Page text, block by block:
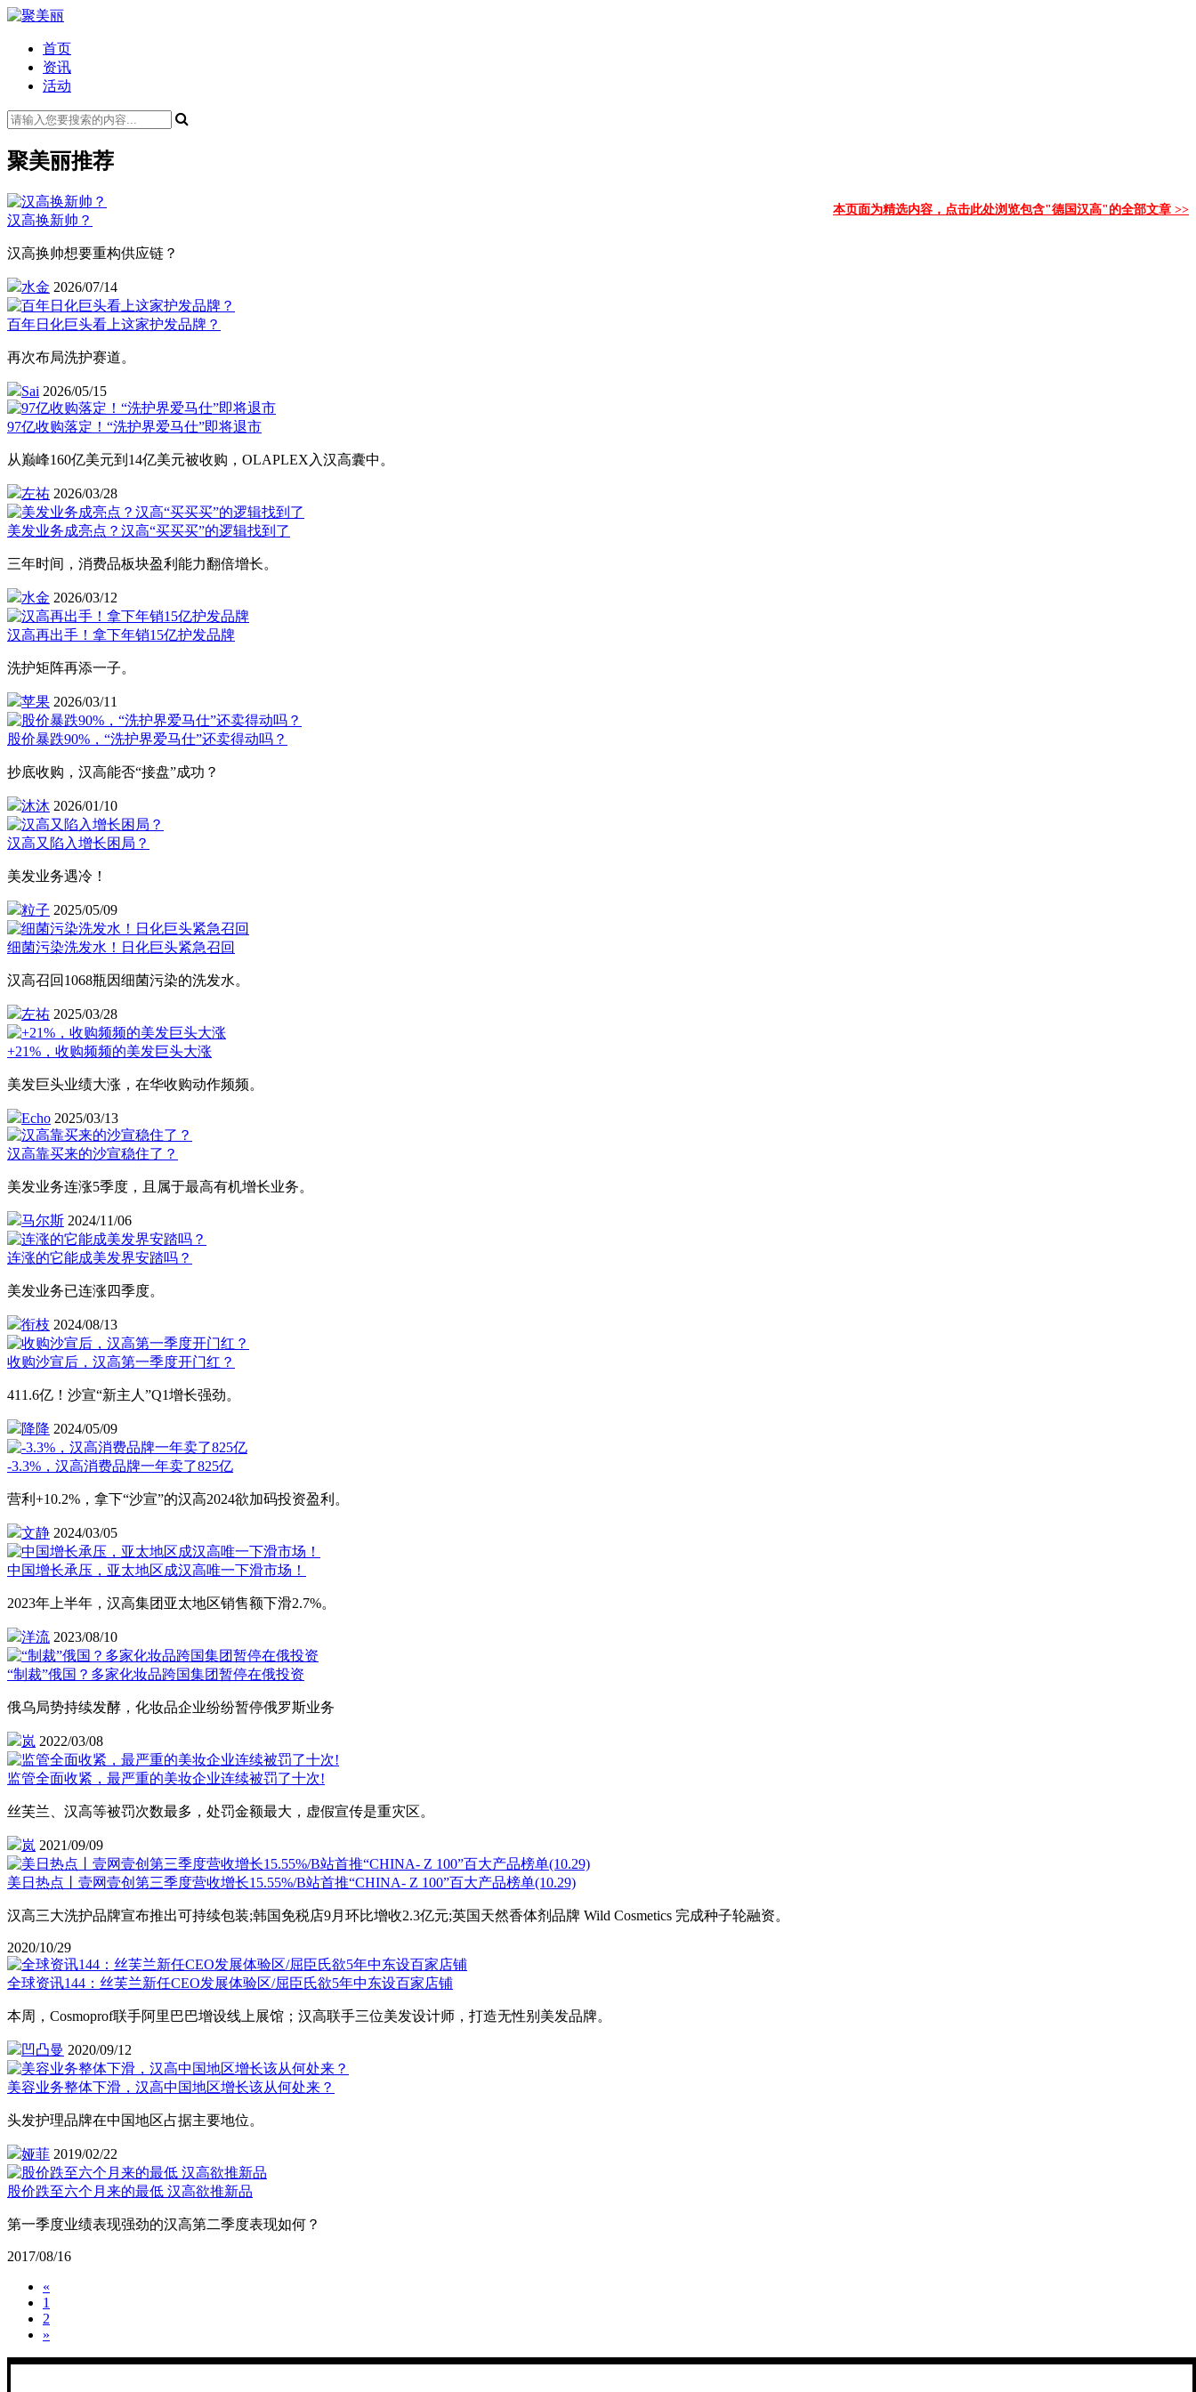
首页
资讯
活动
聚美丽推荐
本页面为精选内容，点击此处浏览包含"德国汉高"的全部文章 >>
汉高换新帅？
汉高换帅想要重构供应链？
水金 2026/07/14
百年日化巨头看上这家护发品牌？
再次布局洗护赛道。
Sai 2026/05/15
97亿收购落定！“洗护界爱马仕”即将退市
从巅峰160亿美元到14亿美元被收购，OLAPLEX入汉高囊中。
左祐 2026/03/28
美发业务成亮点？汉高“买买买”的逻辑找到了
三年时间，消费品板块盈利能力翻倍增长。
水金 2026/03/12
汉高再出手！拿下年销15亿护发品牌
洗护矩阵再添一子。
苹果 2026/03/11
股价暴跌90%，“洗护界爱马仕”还卖得动吗？
抄底收购，汉高能否“接盘”成功？
沐沐 2026/01/10
汉高又陷入增长困局？
美发业务遇冷！
粒子 2025/05/09
细菌污染洗发水！日化巨头紧急召回
汉高召回1068瓶因细菌污染的洗发水。
左祐 2025/03/28
+21%，收购频频的美发巨头大涨
美发巨头业绩大涨，在华收购动作频频。
Echo 2025/03/13
汉高靠买来的沙宣稳住了？
美发业务连涨5季度，且属于最高有机增长业务。
马尔斯 2024/11/06
连涨的它能成美发界安踏吗？
美发业务已连涨四季度。
衔枝 2024/08/13
收购沙宣后，汉高第一季度开门红？
411.6亿！沙宣“新主人”Q1增长强劲。
降降 2024/05/09
-3.3%，汉高消费品牌一年卖了825亿
营利+10.2%，拿下“沙宣”的汉高2024欲加码投资盈利。
文静 2024/03/05
中国增长承压，亚太地区成汉高唯一下滑市场！
2023年上半年，汉高集团亚太地区销售额下滑2.7%。
洋流 2023/08/10
“制裁”俄国？多家化妆品跨国集团暂停在俄投资
俄乌局势持续发酵，化妆品企业纷纷暂停俄罗斯业务
岚 2022/03/08
监管全面收紧，最严重的美妆企业连续被罚了十次!
丝芙兰、汉高等被罚次数最多，处罚金额最大，虚假宣传是重灾区。
岚 2021/09/09
美日热点丨壹网壹创第三季度营收增长15.55%/B站首推“CHINA- Z 100”百大产品榜单(10.29)
汉高三大洗护品牌宣布推出可持续包装;韩国免税店9月环比增收2.3亿元;英国天然香体剂品牌 Wild Cosmetics 完成种子轮融资。
2020/10/29
全球资讯144：丝芙兰新任CEO发展体验区/屈臣氏欲5年中东设百家店铺
本周，Cosmoprof联手阿里巴巴增设线上展馆；汉高联手三位美发设计师，打造无性别美发品牌。
凹凸曼 2020/09/12
美容业务整体下滑，汉高中国地区增长该从何处来？
头发护理品牌在中国地区占据主要地位。
娅菲 2019/02/22
股价跌至六个月来的最低 汉高欲推新品
第一季度业绩表现强劲的汉高第二季度表现如何？
2017/08/16
«
1
2
»